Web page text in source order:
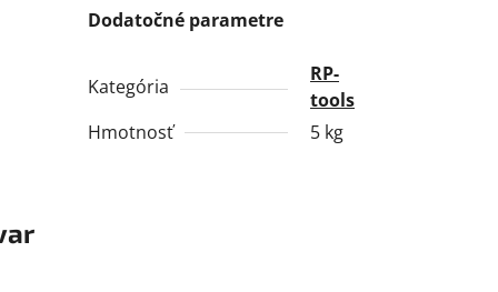
Dodatočné parametre
Kategória
RP-
tools
Hmotnosť
5 kg